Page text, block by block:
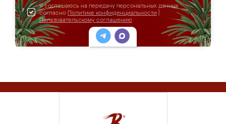
Я соглашаюсь на передачу персональных данных
согласно Политике конфиденциальности
Пользовательскому соглашению